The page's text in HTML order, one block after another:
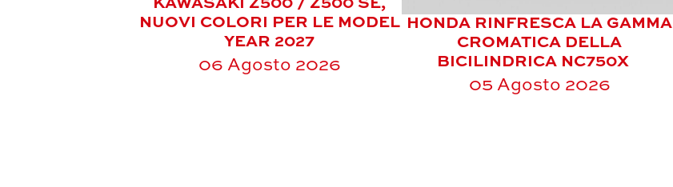
KAWASAKI Z500 / Z500 SE,
NUOVI COLORI PER LE MODEL
YEAR 2027
06 Agosto 2026
HONDA RINFRESCA LA GAMMA
CROMATICA DELLA
BICILINDRICA NC750X
05 Agosto 2026